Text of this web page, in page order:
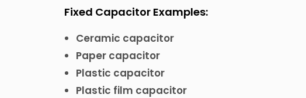
Fixed Capacitor Examples:
Ceramic capacitor
Paper capacitor
Plastic capacitor
Plastic film capacitor